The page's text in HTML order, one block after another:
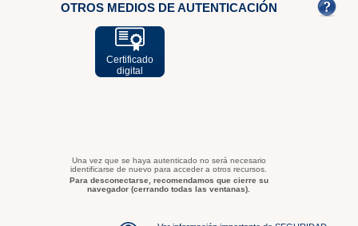
OTROS MEDIOS DE AUTENTICACIÓN
Certificado
digital
Una vez que se haya autenticado no será necesario
identificarse de nuevo para acceder a otros recursos.
Para desconectarse, recomendamos que cierre su
navegador (cerrando todas las ventanas).